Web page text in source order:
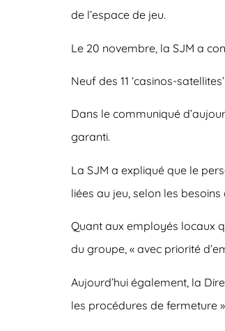
de l’espace de jeu.
Le 20 novembre, la SJM a
Neuf des 11 ‘casinos-
Dans le communiqué
garanti.
La SJM a expliqué que le
liées au jeu, selon les besoins
Quant aux employés locaux
du groupe, « avec priorité
Aujourd’hui également, la
les procédures de fermeture